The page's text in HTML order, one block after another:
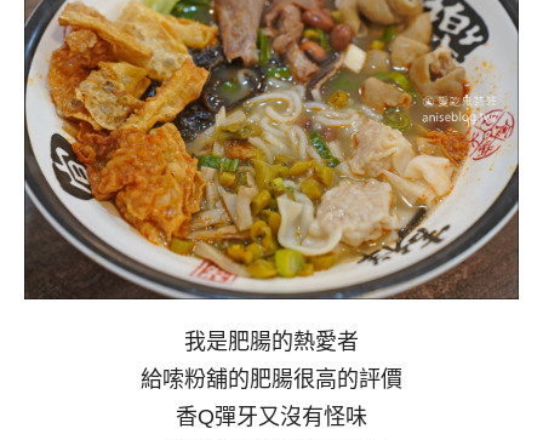
我是肥腸的熱愛者
給嗦粉舖的肥腸很高的評價
香Q彈牙又沒有怪味